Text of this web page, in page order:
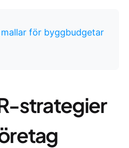
för byggbudgetar
strategier